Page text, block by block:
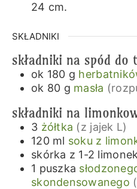
24 cm.
SKŁADNIKI
składniki na spód do
ok 180 g
ok 80 g masła
składniki na
3 żółtka (z jajek L)
120 ml soku z
skórka z 1-2 limonek
1 puszka
skondensowanego